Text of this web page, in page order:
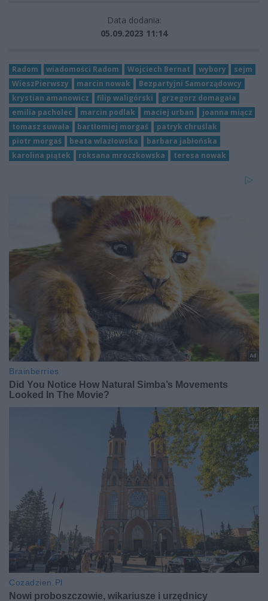
Data dodania:
05.09.2023 11:14
Radom wiadomości Radom Wojciech Bernat wybory
sejm
WieszPierwszy
marcin nowak
Bezpartyjni Samorządowcy
krystian amanowicz
filip waligórski
grzegorz domagała
emilia pacholec
marcin podlak maciej urban
joanna miącz
tomasz suwała
bartłomiej morgaś
patryk chruślak
piotr morgaś
beata wlazłowska
barbara jabłońska
karolina piątek
roksana mroczkowska teresa nowak